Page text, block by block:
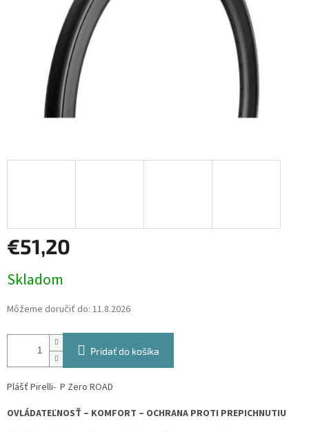
€51,20
cena:
Skladom
Môžeme doručiť do: 11.8.2026
Pridať do košíka
Plášť Pirelli- P Zero ROAD
OVLÁDATEĽNOSŤ – KOMFORT – OCHRANA PROTI PREPICHNUTIU